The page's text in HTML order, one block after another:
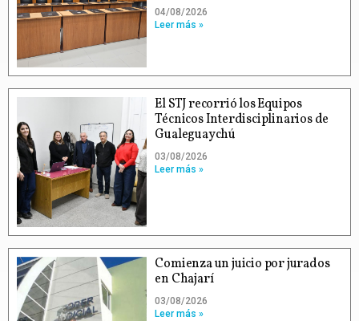
04/08/2026
Leer más »
El STJ recorrió los Equipos
Técnicos Interdisciplinarios de
Gualeguaychú
03/08/2026
Leer más »
Comienza un juicio por jurados
en Chajarí
03/08/2026
Leer más »